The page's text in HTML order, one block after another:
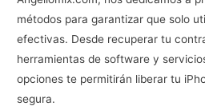
métodos para garantizar que solo
efectivas. Desde recuperar tu
herramientas de software y
opciones te permitirán liberar tu
segura.